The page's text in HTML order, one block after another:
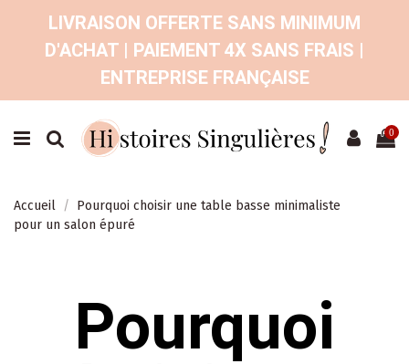
LIVRAISON OFFERTE SANS MINIMUM
D'ACHAT | PAIEMENT 4X SANS FRAIS |
ENTREPRISE FRANÇAISE
0
Accueil
Pourquoi choisir une table basse minimaliste
pour un salon épuré
Pourquoi